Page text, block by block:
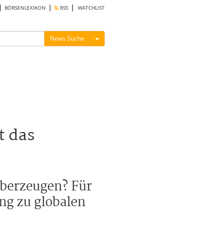
BÖRSENLEXIKON RSS WATCHLIST
News Suche Menü ein-/ausblenden
das
Für
zu globalen